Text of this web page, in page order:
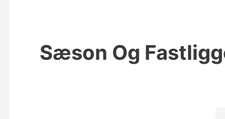
Sæson Og